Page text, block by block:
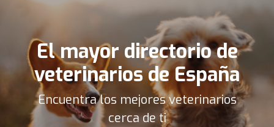
El mayor directorio de
veterinarios de España
Encuentra los mejores veterinarios
cerca de ti